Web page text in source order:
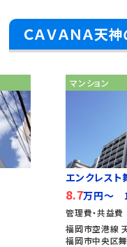
ＣＡＶＡＮＡ天
マンション
エンクレスト
8.7万円～
管理費・共益
福岡市空港線
福岡市中央区